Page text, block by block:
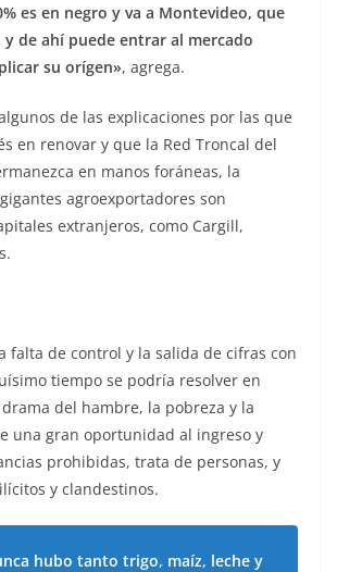
es en negro y va a Montevideo, que
y de ahí puede entrar al mercado
su orígen», agrega.
de las explicaciones por las que
en renovar y que la Red Troncal del
en manos foráneas, la
agroexportadores son
extranjeros, como Cargill,
falta de control y la salida de cifras con
tiempo se podría resolver en
del hambre, la pobreza y la
una gran oportunidad al ingreso y
prohibidas, trata de personas, y
y clandestinos.
hubo tanto trigo, maíz, leche y